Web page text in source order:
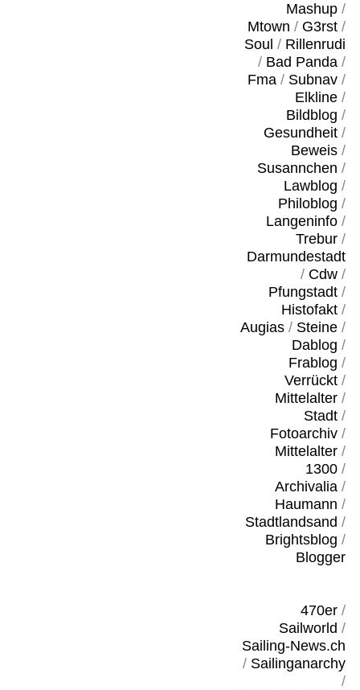
Mashup/
Mtown / G3rst/
Soul / Rillenrudi
/ Bad Panda/
Fma/ Subnav/
Elkline/
Bildblog /
Gesundheit/
Beweis/
Susannchen /
Lawblog /
Philoblog /
Langeninfo/
Trebur/
Darmundestadt
/ Cdw/
Pfungstadt/
Histofakt/
Augias/ Steine/
Dablog /
Frablog /
Verrückt/
Mittelalter/
Stadt/
Fotoarchiv/
Mittelalter/
1300/
Archivalia/
Haumann /
Stadtlandsand /
Brightsblog /
Blogger
470er/
Sailworld /
Sailing-News.ch
/ Sailinganarchy
/